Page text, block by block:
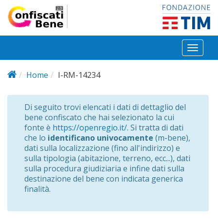
Salta al contenuto principale
Toggle
Home
I-RM-14234
Di seguito trovi elencati i dati di dettaglio del
bene confiscato che hai selezionato la cui
fonte è https://openregio.it/. Si tratta di dati
che lo identificano univocamente (m-bene),
dati sulla localizzazione (fino all'indirizzo) e
sulla tipologia (abitazione, terreno, ecc...), dati
sulla procedura giudiziaria e infine dati sulla
destinazione del bene con indicata generica
finalità.